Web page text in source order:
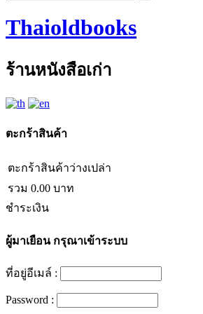
Thaioldbooks
ร้านหนังสือเก่า
ตะกร้าสินค้า
ตะกร้าสินค้าว่างเปล่า
รวม 0.00 บาท
ชำระเงิน
ผู้มาเยือนกรุณาเข้าระบบ
ที่อยู่อีเมล์ :
Password :